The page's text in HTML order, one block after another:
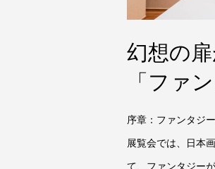
幻想の
「ファ
序章：ファンタジ
展覧会では、日本
て、ファンタジー